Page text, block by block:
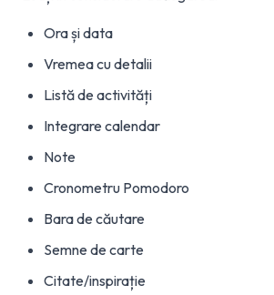
Ora și data
Vremea cu detalii
Listă de activități
Integrare calendar
Note
Cronometru Pomodoro
Bara de căutare
Semne de carte
Citate/inspirație